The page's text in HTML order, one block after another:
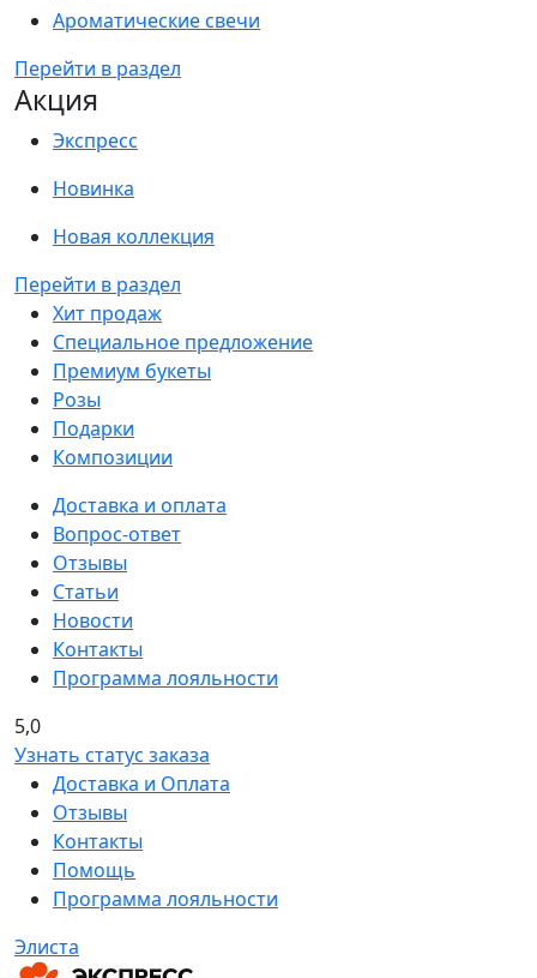
Ароматические свечи
Перейти в раздел
Акция
Экспресс
Новинка
Новая коллекция
Перейти в раздел
Хит продаж
Специальное предложение
Премиум букеты
Розы
Подарки
Композиции
Доставка и оплата
Вопрос-ответ
Отзывы
Статьи
Новости
Контакты
Программа лояльности
5,0
Узнать статус заказа
Доставка и Оплата
Отзывы
Контакты
Помощь
Программа лояльности
Элиста